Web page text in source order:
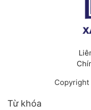
Từ khóa